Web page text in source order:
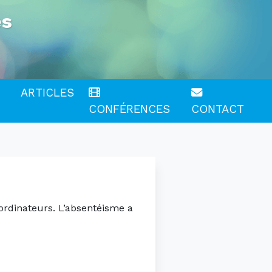
ARTICLES
CONFÉRENCES
CONTACT
L’absentéisme a